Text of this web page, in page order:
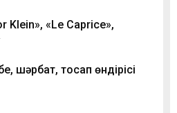
Klein», «Le Caprice»,
шәрбат, тосап өндірісі